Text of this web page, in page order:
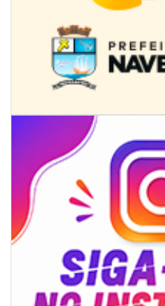
08/08/2026 | 07:00
8º Capoezade promove semana de
culturais em Itajaí
GERAL